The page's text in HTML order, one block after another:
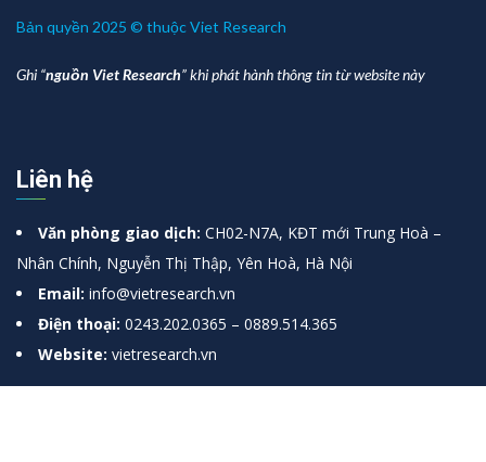
Bản quyền 2025 © thuộc Viet Research
Ghi “nguồn Viet Research” khi phát hành thông tin từ website này
Liên hệ
Văn phòng giao dịch: CH02-N7A, KĐT mới Trung Hoà –
Nhân Chính, Nguyễn Thị Thập, Yên Hoà, Hà Nội
Email: info@vietresearch.vn
Điện thoại: 0243.202.0365 – 0889.514.365
Website: vietresearch.vn